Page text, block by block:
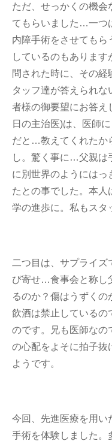
ただ、せっかくの機会
てもらいました…一つ
内障手術をさせてもら
しているのもありま
問された時に、その経
タッフ達が答えられな
者様の御要望にお答
日の主治医)は、医師
だと…教えてくれたか
し。驚く事に…父親は
に別世界のようにはっ
たとの事でした。本
学の進歩に。私もスタ
二つ目は、サプライ
び寄せ…食事会と称し
るのか？傷はうずく
飲酒は禁止している
のです。兄も医師な
の心配をよそに拍子抜
ようです。
今回、先進医療を用い
手術を体験しました